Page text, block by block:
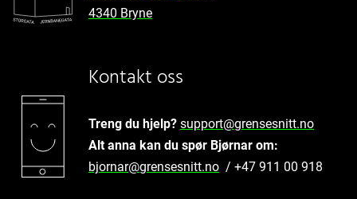
4340 Bryne
Kontakt oss
Treng du hjelp? support@grensesnitt.no
Alt anna kan du spør Bjørnar om:
bjornar@grensesnitt.no / +47 911 00 918